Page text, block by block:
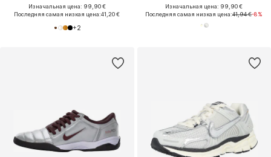
Изначальная цена: 99,90 €
Последняя самая низкая цена:41,20 €
+2
Изначальная цена: 99,90 €
Последняя самая низкая цена:41,94 €-8%